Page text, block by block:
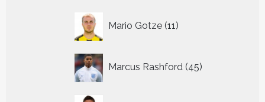
Mario Gotze 11
producten
Marcus Rashford 45
producten